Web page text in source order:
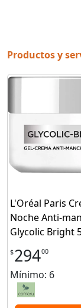
Productos y
L'Oréal Paris
Noche Anti-
Glycolic Bright
$29400
Mínimo: 6